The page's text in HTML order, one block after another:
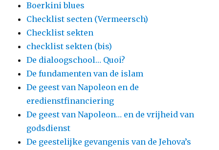
Boerkini blues
Checklist secten (Vermeersch)
Checklist sekten
checklist sekten (bis)
De dialoogschool… Quoi?
De fundamenten van de islam
De geest van Napoleon en de
eredienstfinanciering
De geest van Napoleon… en de vrijheid van
godsdienst
De geestelijke gevangenis van de Jehova’s